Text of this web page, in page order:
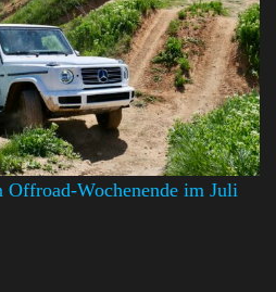
Offroad-Wochenende im Juli